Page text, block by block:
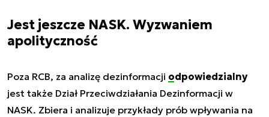
Jest jeszcze NASK. Wyzwaniem
apolityczność
Poza RCB, za analizę dezinformacji odpowiedzialny
jest także Dział Przeciwdziałania Dezinformacji w
NASK. Zbiera i analizuje przykłady prób wpływania na